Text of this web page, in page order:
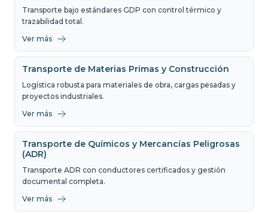
Transporte bajo estándares GDP con control térmico y
trazabilidad total.
Ver más
Transporte de Materias Primas y Construcción
Logística robusta para materiales de obra, cargas pesadas y
proyectos industriales.
Ver más
Transporte de Químicos y Mercancías Peligrosas
(ADR)
Transporte ADR con conductores certificados y gestión
documental completa.
Ver más